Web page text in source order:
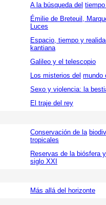
A la búsqueda del
Émilie de Breteuil,
Luces
Espacio, tiempo y
kantiana
Galileo y el telescopio
Los misterios del mundo
Sexo y violencia: la
El traje del rey
Conservación de la
tropicales
Reservas de la biósfera
siglo XXI
Más allá del horizonte